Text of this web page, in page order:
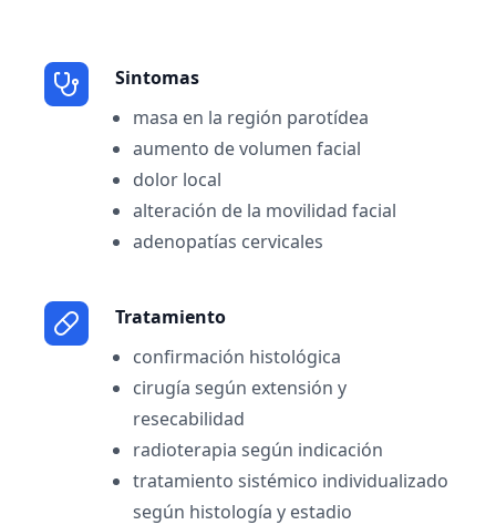
Sintomas
masa en la región parotídea
aumento de volumen facial
dolor local
alteración de la movilidad facial
adenopatías cervicales
Tratamiento
confirmación histológica
cirugía según extensión y
resecabilidad
radioterapia según indicación
tratamiento sistémico individualizado
según histología y estadio